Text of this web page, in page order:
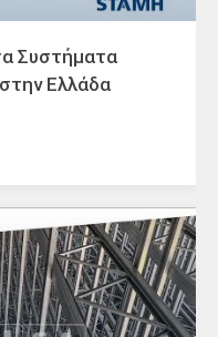
Συστήματα
Ελλάδα